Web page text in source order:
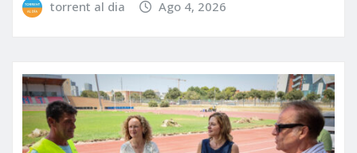
torrent al dia Ago 4, 2026